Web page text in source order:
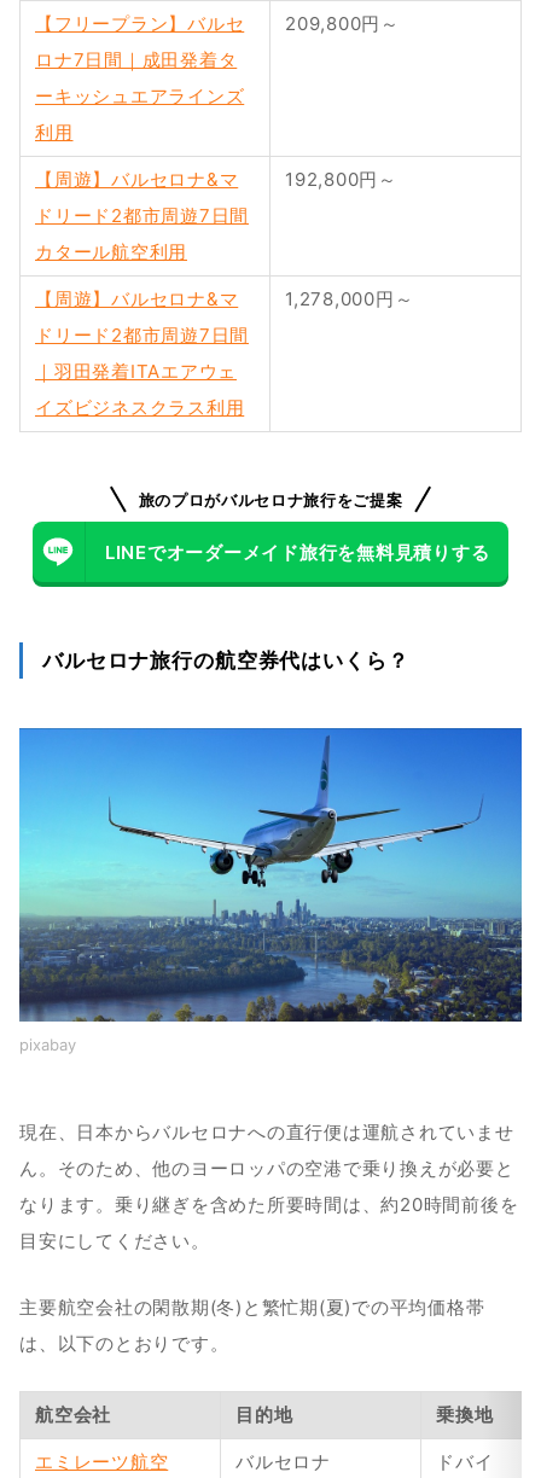
【フリープラン】バルセ
ロナ7日間｜成田発着タ
ーキッシュエアラインズ
利用
209,800円～
【周遊】バルセロナ&マ
ドリード2都市周遊7日間
カタール航空利用
192,800円～
【周遊】バルセロナ&マ
ドリード2都市周遊7日間
｜羽田発着ITAエアウェ
イズビジネスクラス利用
1,278,000円～
旅のプロがバルセロナ旅行をご提案
LINEでオーダーメイド旅行を無料見積りする
バルセロナ旅行の航空券代はいくら？
pixabay
現在、日本からバルセロナへの直行便は運航されていませ
ん。そのため、他のヨーロッパの空港で乗り換えが必要と
なります。乗り継ぎを含めた所要時間は、約20時間前後を
目安にしてください。
主要航空会社の閑散期(冬)と繁忙期(夏)での平均価格帯
は、以下のとおりです。
航空会社 目的地 乗換地
エミレーツ航空 バルセロナ ドバイ